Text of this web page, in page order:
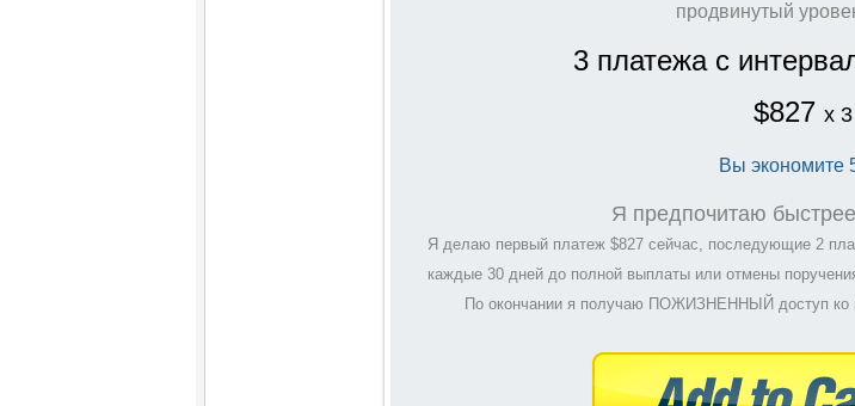
продвинутый
3 платежа с
$827 x 3
Вы экономите
Я предпочитаю быстрее
Я делаю первый платеж $827 сейчас, последующие 2
каждые 30 дней до полной выплаты или отмены
По окончании я получаю ПОЖИЗНЕННЫЙ доступ